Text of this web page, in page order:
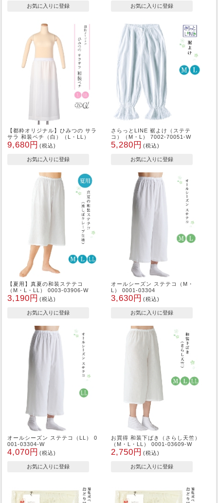
【都粋オリジナル】ひみつの サラ
サラ 和装ペチ（白）（L・LL）
9,680円 (税込)
さらっとLINE 裾よけ（ステテ
コ）（M・L） 7002-70051-W
5,280円 (税込)
【夏用】真夏の和装ステテコ
（M・L・LL） 0003-03906-W
3,190円 (税込)
オールシーズン ステテコ（M・
L） 0001-03304
3,630円 (税込)
オールシーズン ステテコ（LL） 0
001-03304-W
4,070円 (税込)
お買得 和装下ばき（さらし天竺）
（M・L・LL） 0001-03609-W
2,750円 (税込)